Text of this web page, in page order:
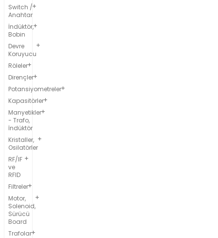
Switch /
Anahtar
İndüktör,
Bobin
Devre
Koruyucu
Röleler
Dirençler
Potansiyometreler
Kapasitörler
Manyetikler
- Trafo,
İndüktör
Kristaller,
Osilatörler
RF/IF
ve
RFID
Filtreler
Motor,
Solenoid,
Sürücü
Board
Trafolar